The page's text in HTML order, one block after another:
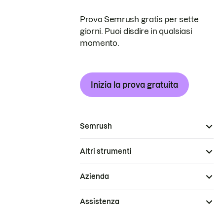
Prova Semrush gratis per sette
giorni. Puoi disdire in qualsiasi
momento.
Inizia la prova gratuita
Semrush
Altri strumenti
Azienda
Assistenza